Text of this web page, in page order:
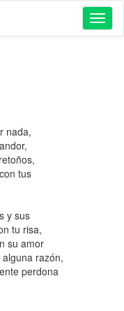
nada,
tus
y sus
tu risa,
su amor
razón,
perdona